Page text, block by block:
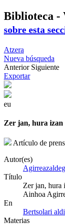
Biblioteca -
sobre esta
Atzera
Nueva búsqueda
Anterior Siguiente
Exportar
eu
Zer jan, hura izan
Artículo de
Autor(es)
Título
Zer jan, hura
Ainhoa
En
Bertsolari
Materias